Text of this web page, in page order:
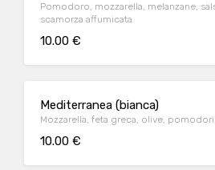
Pomodoro, mozzarella, melanzane,
scamorza affumicata
10.00 €
Mediterranea (bianca)
Mozzarella, feta greca, olive,
10.00 €